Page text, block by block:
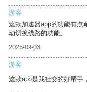
游客
这款加速器app的功能有点
动切换线路的功能。
2025-09-03
游客
这款app是我社交的好帮手